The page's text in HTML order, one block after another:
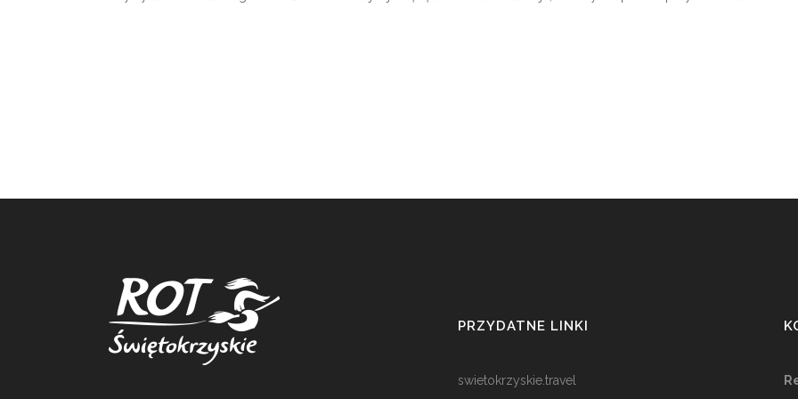
PRZYDATNE LINKI
swietokrzyskie.travel